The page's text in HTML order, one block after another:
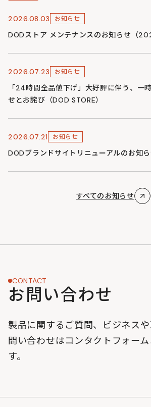
2026.08.03 お知らせ
DODストア メンテナンスのお知らせ（
2026.07.23 お知らせ
「24時間全品値下げ」大好評に伴う、一
せとお詫び（DOD STORE）
2026.07.21 お知らせ
DODブランドサイトリニューアルのお知
すべてのお知らせ
CONTACT
お問い合わせ
製品に関するご質問、ビジネス
問い合わせはコンタクトフォー
す。